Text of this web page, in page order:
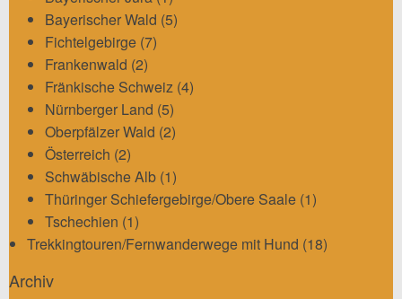
Bayerischer Wald (5)
Fichtelgebirge (7)
Frankenwald (2)
Fränkische Schweiz (4)
Nürnberger Land (5)
Oberpfälzer Wald (2)
Österreich (2)
Schwäbische Alb (1)
Thüringer Schiefergebirge/Obere Saale (1)
Tschechien (1)
Trekkingtouren/Fernwanderwege mit Hund (18)
Archiv